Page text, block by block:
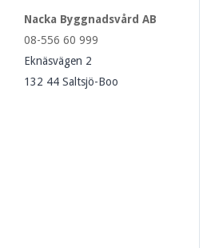
Nacka Byggnadsvård AB
08-556 60 999
Eknäsvägen 2
132 44 Saltsjö-Boo